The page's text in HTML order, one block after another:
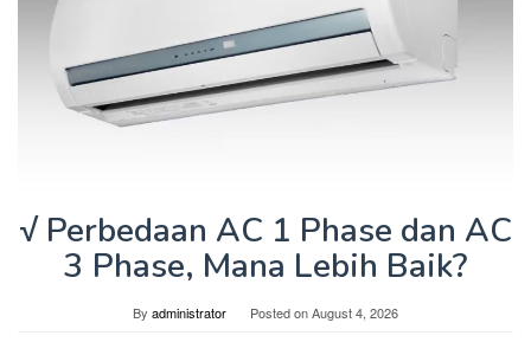
√ Perbedaan AC 1 Phase dan AC
3 Phase, Mana Lebih Baik?
By administrator Posted onAugust 4, 2026